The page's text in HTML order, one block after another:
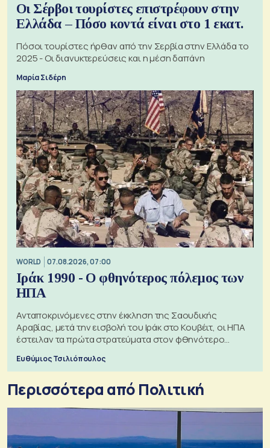
Οι Σέρβοι τουρίστες επιστρέφουν στην
Ελλάδα – Πόσο κοντά είναι στο 1 εκατ.
Πόσοι τουρίστες ήρθαν από την Σερβία στην Ελλάδα το
2025 - Οι διανυκτερεύσεις και η μέση δαπάνη
Μαρία Σιδέρη
WORLD 07.08.2026, 07:00
Ιράκ 1990 - Ο φθηνότερος πόλεμος των
ΗΠΑ
Ανταποκρινόμενες στην έκκληση της Σαουδικής
Αραβίας, μετά την εισβολή του Ιράκ στο Κουβέιτ, οι ΗΠΑ
έστειλαν τα πρώτα στρατεύματα στον φθηνότερο
Ευθύμιος Τσιλιόπουλος
Περισσότερα από Πολιτική